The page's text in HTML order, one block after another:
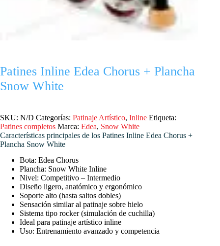
Patines Inline Edea Chorus + Plancha
Snow White
SKU: N/D Categorías: Patinaje Artístico, Inline Etiqueta:
Patines completos Marca: Edea, Snow White
Características principales de los Patines Inline Edea Chorus +
Plancha Snow White
Bota: Edea Chorus
Plancha: Snow White Inline
Nivel: Competitivo – Intermedio
Diseño ligero, anatómico y ergonómico
Soporte alto (hasta saltos dobles)
Sensación similar al patinaje sobre hielo
Sistema tipo rocker (simulación de cuchilla)
Ideal para patinaje artístico inline
Uso: Entrenamiento avanzado y competencia